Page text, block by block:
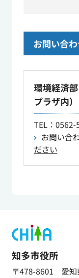
お問い合
環境経済
プラザ内）
TEL：0562-
お問い合
ださい
知多市役所
〒478-8601 愛知